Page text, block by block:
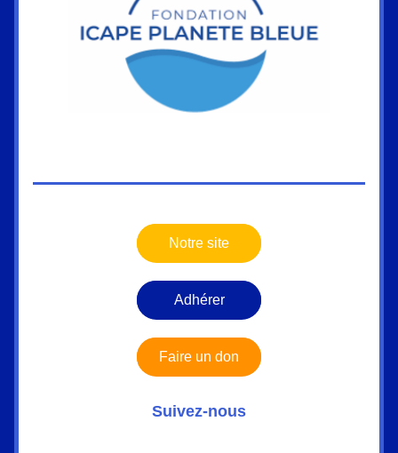
Notre site
Adhérer
Faire un don
Suivez-nous